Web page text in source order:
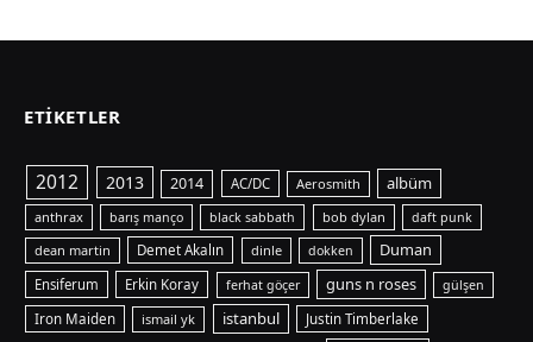
ETIKETLER
2012 2013 2014 AC/DC Aerosmith albüm
anthrax barış manço black sabbath bob dylan daft punk
dean martin Demet Akalın dinle dokken Duman
Ensiferum Erkin Koray ferhat göçer guns n roses gülşen
Iron Maiden ismail yk istanbul Justin Timberlake